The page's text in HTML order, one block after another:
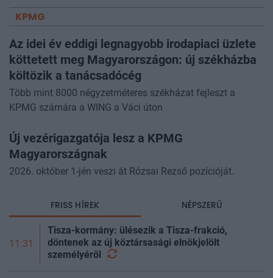
még az állam finanszírozását is m
KPMG
Az idei év eddigi legnagyobb irodapiaci üzlete
köttetett meg Magyarországon: új székházba
költözik a tanácsadócég
Több mint 8000 négyzetméteres székházat fejleszt a
KPMG számára a WING a Váci úton
Új vezérigazgatója lesz a KPMG
Magyarországnak
2026. október 1-jén veszi át Rózsai Rezső pozícióját.
FRISS HÍREK NÉPSZERŰ
11:31
Tisza-kormány: ülésezik a Tisza-frakció,
döntenek az új köztársasági elnökjelölt
személyéről